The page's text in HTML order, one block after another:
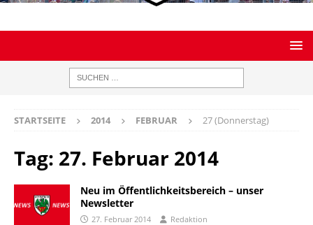
STARTSEITE 2014 FEBRUAR 27 (Donnerstag)
Tag: 27. Februar 2014
Neu im Öffentlichkeitsbereich – unser
Newsletter
27. Februar 2014 Redaktion